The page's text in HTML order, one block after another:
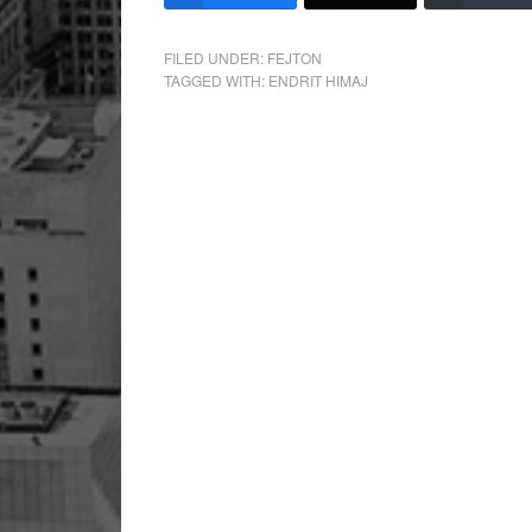
FILED UNDER: FEJTON
TAGGED WITH: ENDRIT HIMAJ